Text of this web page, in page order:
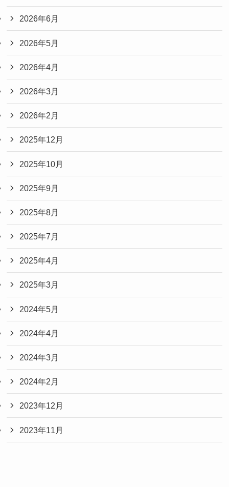
2026年6月
2026年5月
2026年4月
2026年3月
2026年2月
2025年12月
2025年10月
2025年9月
2025年8月
2025年7月
2025年4月
2025年3月
2024年5月
2024年4月
2024年3月
2024年2月
2023年12月
2023年11月